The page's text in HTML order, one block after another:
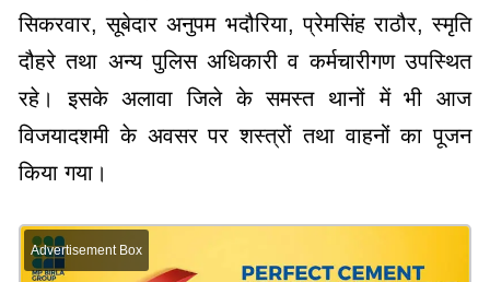
सिकरवार, सूबेदार अनुपम भदौरिया, प्रेमसिंह राठौर, स्मृति
दौहरे तथा अन्य पुलिस अधिकारी व कर्मचारीगण उपस्थित
रहे। इसके अलावा जिले के समस्त थानों में भी आज
विजयादशमी के अवसर पर शस्त्रों तथा वाहनों का पूजन
किया गया।
Advertisement Box